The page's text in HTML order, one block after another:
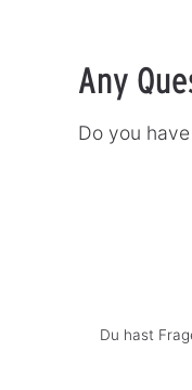
Any
Do you
Du hast